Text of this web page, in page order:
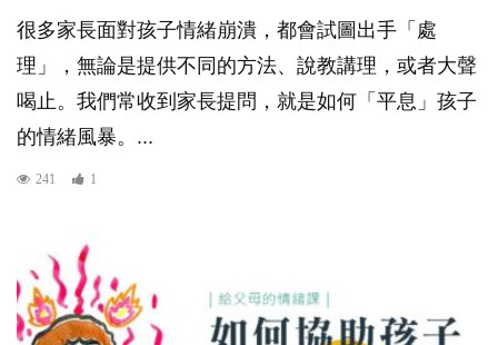
很多家長面對孩子情緒崩潰，都會試圖出手「處
理」，無論是提供不同的方法、說教講理，或者大聲
喝止。我們常收到家長提問，就是如何「平息」孩子
的情緒風暴。...
241 1